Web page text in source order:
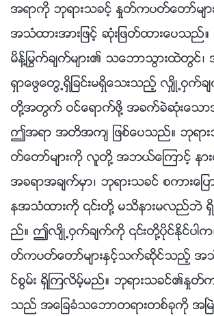
အရာကို ဘုရားသခင့္ ႏႈတ္ကပတ္ေတာ္မ်
အသံထားအားျဖင့္ ဆုံးျဖတ္ထားေပသည္
မိန႔္ႁမြက္ခ်က္မ်ား၏ သေဘာသြားထဲတြ
ရွာေဖြေတြ႕ရွိျခင္းမရွိေသးသည့္ လွ်ိဳ႕ဝွက္
တို႔အတြက္ ဝင္ေရာက္ဖို႔ အခက္ခဲဆုံးေသ
ဤအရာ အတိအက် ျဖစ္ေပသည္။ ဘုရား
တ္ေတာ္မ်ားကို လူတို႔ အဘယ္ေၾကာင့္ နား
အခရာအခ်က္မွာ၊ ဘုရားသခင္ စကား
နအသံထားကို ၎တို႔ မသိနားမလည္ဘဲ ရွိေ
ည္။ ဤလ်ိဳ႕ဝွက္ခ်က္ကို ၎တို႔ပိုင္ႏိုင္ပါက၊
တ္ကပတ္ေတာ္မ်ားႏွင့္သက္ဆိုင္သည့္ အ
င္စြမ္း ရွိၾကလိမ့္မည္။ ဘုရားသခင္၏ႏႈ
သည္ အေျခခံသေဘာတရားတစ္ခုကို အ